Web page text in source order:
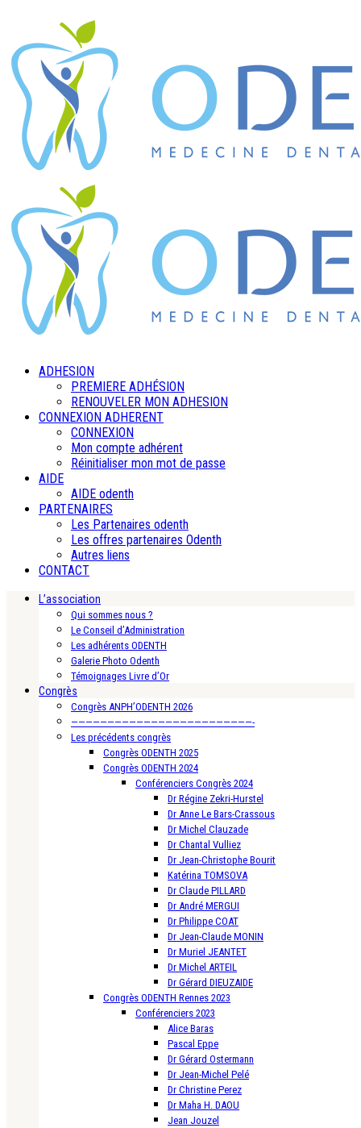
ADHESION
PREMIERE ADHÉSION
RENOUVELER MON ADHESION
CONNEXION ADHERENT
CONNEXION
Mon compte adhérent
Réinitialiser mon mot de passe
AIDE
AIDE odenth
PARTENAIRES
Les Partenaires odenth
Les offres partenaires Odenth
Autres liens
CONTACT
L’association
Qui sommes nous ?
Le Conseil d’Administration
Les adhérents ODENTH
Galerie Photo Odenth
Témoignages Livre d’Or
Congrès
Congrès ANPH’ODENTH 2026
—————————————————————————-
Les précédents congrès
Congrès ODENTH 2025
Congrès ODENTH 2024
Conférenciers Congrès 2024
Dr Régine Zekri-Hurstel
Dr Anne Le Bars-Crassous
Dr Michel Clauzade
Dr Chantal Vulliez
Dr Jean-Christophe Bourit
Katérina TOMSOVA
Dr Claude PILLARD
Dr André MERGUI
Dr Philippe COAT
Dr Jean-Claude MONIN
Dr Muriel JEANTET
Dr Michel ARTEIL
Dr Gérard DIEUZAIDE
Congrès ODENTH Rennes 2023
Conférenciers 2023
Alice Baras
Pascal Eppe
Dr Gérard Ostermann
Dr Jean-Michel Pelé
Dr Christine Perez
Dr Maha H. DAOU
Jean Jouzel